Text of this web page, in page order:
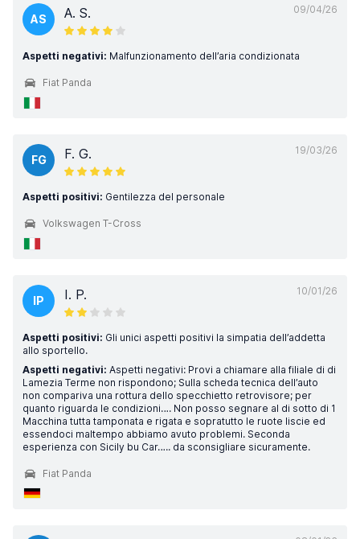
09/04/26
AS A. S.
Aspetti negativi: Malfunzionamento dell’aria condizionata
Fiat Panda
19/03/26
FG F. G.
Aspetti positivi: Gentilezza del personale
Volkswagen T-Cross
10/01/26
IP I. P.
Aspetti positivi: Gli unici aspetti positivi la simpatia dell’addetta
allo sportello.
Aspetti negativi: Aspetti negativi: Provi a chiamare alla filiale di di
Lamezia Terme non rispondono; Sulla scheda tecnica dell’auto
non compariva una rottura dello specchietto retrovisore; per
quanto riguarda le condizioni…. Non posso segnare al di sotto di 1
Macchina tutta tamponata e rigata e sopratutto le ruote liscie ed
essendoci maltempo abbiamo avuto problemi. Seconda
esperienza con Sicily bu Car….. da sconsigliare sicuramente.
Fiat Panda